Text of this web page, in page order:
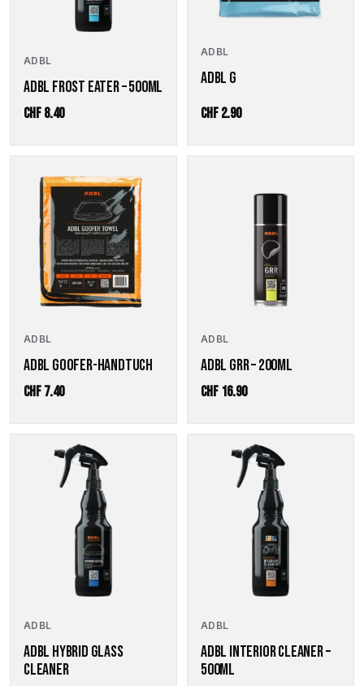
ADBL
ADBL FROST EATER – 500ML
CHF8.40
ADBL
ADBL G
CHF2.90
ADBL
ADBL GOOFER-HANDTUCH
CHF7.40
ADBL
ADBL GRR – 200ML
CHF 16.90
ADBL
ADBL HYBRID GLASS
CLEANER
Produktseite
gewählt
werden
ADBL
ADBL INTERIOR CLEANER –
500ML